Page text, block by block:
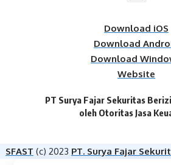
Download iOS
Download
Download
Website
PT Surya Fajar Sekuritas
oleh Otoritas Jasa
SFAST (c) 2023 PT. Surya Fajar